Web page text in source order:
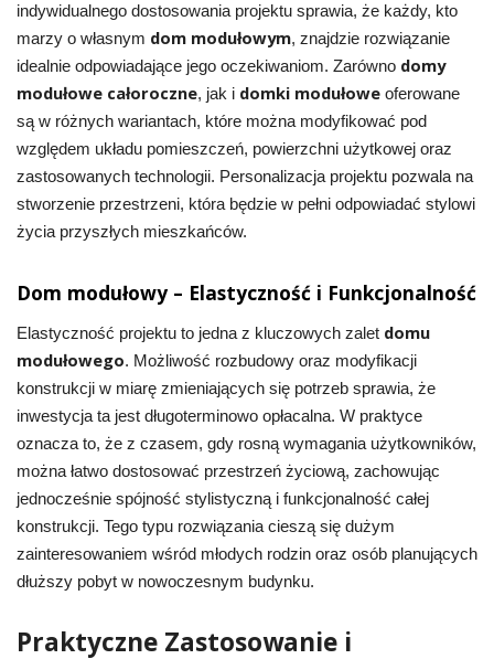
indywidualnego dostosowania projektu sprawia, że każdy, kto
marzy o własnym dom modułowym, znajdzie rozwiązanie
idealnie odpowiadające jego oczekiwaniom. Zarówno domy
modułowe całoroczne, jak i domki modułoweoferowane
są w różnych wariantach, które można modyfikować pod
względem układu pomieszczeń, powierzchni użytkowej oraz
zastosowanych technologii. Personalizacja projektu pozwala na
stworzenie przestrzeni, która będzie w pełni odpowiadać stylowi
życia przyszłych mieszkańców.
Dom modułowy – Elastyczność i Funkcjonalność
Elastyczność projektu to jedna z kluczowych zalet domu
modułowego. Możliwość rozbudowy oraz modyfikacji
konstrukcji w miarę zmieniających się potrzeb sprawia, że
inwestycja ta jest długoterminowo opłacalna. W praktyce
oznacza to, że z czasem, gdy rosną wymagania użytkowników,
można łatwo dostosować przestrzeń życiową, zachowując
jednocześnie spójność stylistyczną i funkcjonalność całej
konstrukcji. Tego typu rozwiązania cieszą się dużym
zainteresowaniem wśród młodych rodzin oraz osób planujących
dłuższy pobyt w nowoczesnym budynku.
Praktyczne Zastosowanie i